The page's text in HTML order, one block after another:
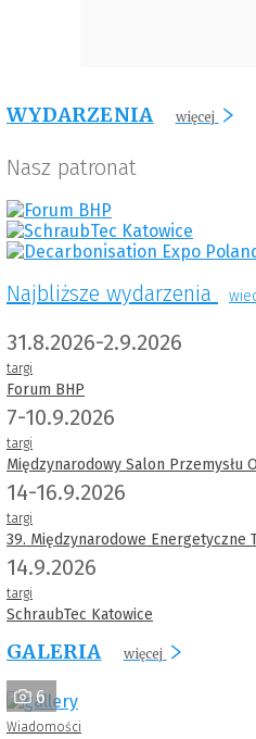
WYDARZENIA więcej
Nasz patronat
Najbliższe wydarzenia
31.8.2026-2.9.2026
targi
Forum BHP
7-10.9.2026
targi
Międzynarodowy Salon Przemysłu
14-16.9.2026
targi
39. Międzynarodowe Energetyczne
14.9.2026
targi
SchraubTec Katowice
GALERIA więcej
6
Wiadomości